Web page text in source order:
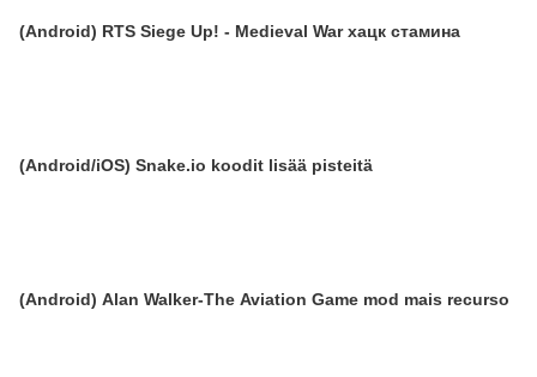
(Android) RTS Siege Up! - Medieval War хацк стамина
(Android/iOS) Snake.io koodit lisää pisteitä
(Android) Alan Walker-The Aviation Game mod mais recurso